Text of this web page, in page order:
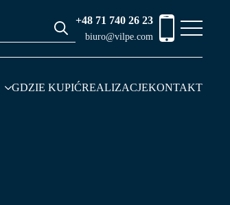
Search
for:
+48 71 740 26 23
biuro@vilpe.com
GDZIE KUPIĆREALIZACJEKONTAKT